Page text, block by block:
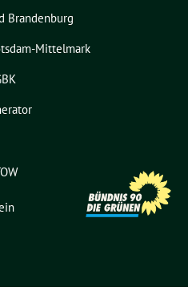
Brandenburg
Mittelmark